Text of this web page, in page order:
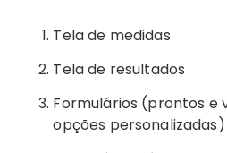
Tela de medidas
Tela de resultados
Formulários (prontos e
opções personalizadas)